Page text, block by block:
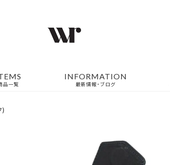
品一覧
INFORMATION
最新情報・ブログ
)